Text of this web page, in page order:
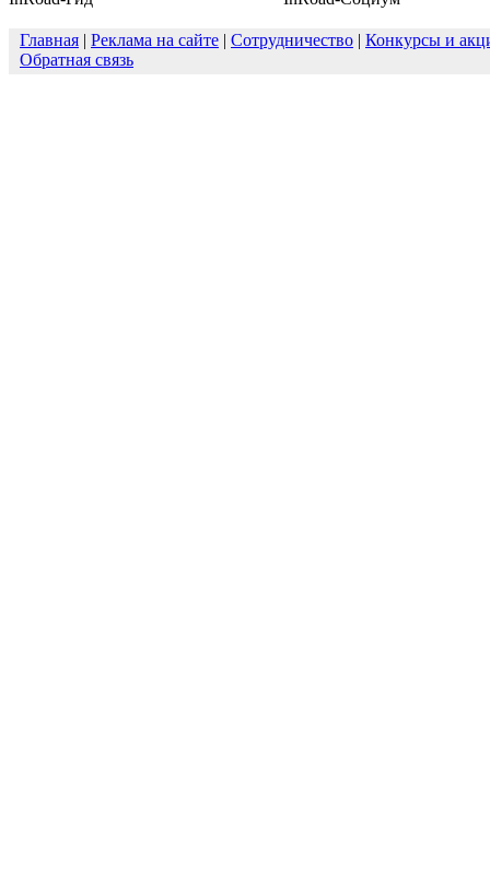
Главная | Реклама на сайте | Сотрудничество | Конкурсы и
Обратная связь